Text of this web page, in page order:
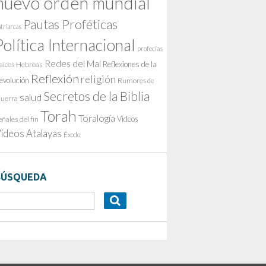
Pautas Proféticas
Internacional profecías
Hebreas Redes del Mal Reflexiones de la
Reflexión religión Rumores de
salud Secretos de la Biblia
del fin Torah Toralogía Videos
Atalayas Éxodo